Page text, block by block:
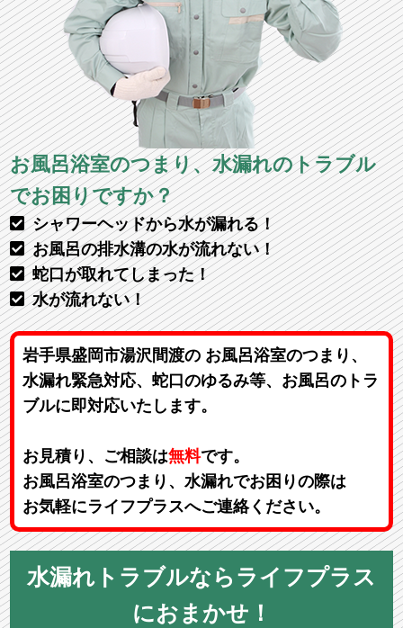
お風呂浴室のつまり、水漏れのトラブル
でお困りですか？
シャワーヘッドから水が漏れる！
お風呂の排水溝の水が流れない！
蛇口が取れてしまった！
水が流れない！
岩手県盛岡市湯沢間渡の お風呂浴室のつまり、
水漏れ緊急対応、蛇口のゆるみ等、お風呂のトラ
ブルに即対応いたします。
お見積り、ご相談は無料です。
お風呂浴室のつまり、水漏れでお困りの際は
お気軽にライフプラスへご連絡ください。
水漏れトラブルならライフプラス
におまかせ！